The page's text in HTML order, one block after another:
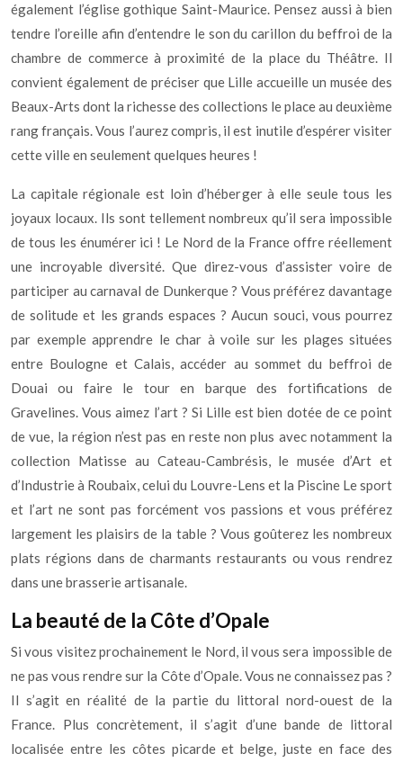
également l’église gothique Saint-Maurice. Pensez aussi à bien
tendre l’oreille afin d’entendre le son du carillon du beffroi de la
chambre de commerce à proximité de la place du Théâtre. Il
convient également de préciser que Lille accueille un musée des
Beaux-Arts dont la richesse des collections le place au deuxième
rang français. Vous l’aurez compris, il est inutile d’espérer visiter
cette ville en seulement quelques heures !
La capitale régionale est loin d’héberger à elle seule tous les
joyaux locaux. Ils sont tellement nombreux qu’il sera impossible
de tous les énumérer ici ! Le Nord de la France offre réellement
une incroyable diversité. Que direz-vous d’assister voire de
participer au carnaval de Dunkerque ? Vous préférez davantage
de solitude et les grands espaces ? Aucun souci, vous pourrez
par exemple apprendre le char à voile sur les plages situées
entre Boulogne et Calais, accéder au sommet du beffroi de
Douai ou faire le tour en barque des fortifications de
Gravelines. Vous aimez l’art ? Si Lille est bien dotée de ce point
de vue, la région n’est pas en reste non plus avec notamment la
collection Matisse au Cateau-Cambrésis, le musée d’Art et
d’Industrie à Roubaix, celui du Louvre-Lens et la Piscine Le sport
et l’art ne sont pas forcément vos passions et vous préférez
largement les plaisirs de la table ? Vous goûterez les nombreux
plats régions dans de charmants restaurants ou vous rendrez
dans une brasserie artisanale.
La beauté de la Côte d’Opale
Si vous visitez prochainement le Nord, il vous sera impossible de
ne pas vous rendre sur la Côte d’Opale. Vous ne connaissez pas ?
Il s’agit en réalité de la partie du littoral nord-ouest de la
France. Plus concrètement, il s’agit d’une bande de littoral
localisée entre les côtes picarde et belge, juste en face des